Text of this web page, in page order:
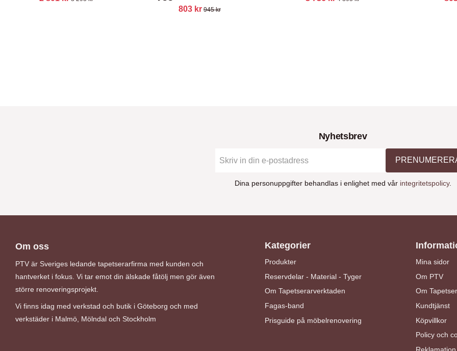
TECH
803kr 945kr
Nyhetsbrev
Dina personuppgifter behandlas i enlighet med vår integritetspolicy.
Om oss
PTV är Sveriges ledande tapetserarfirma med kunden och
hantverket i fokus. Vi tar emot din älskade fåtölj men gör även
större renoveringsprojekt.
Vi finns idag med verkstad och butik i Göteborg och med
verkstäder i Malmö, Mölndal och Stockholm
Kategorier
Produkter
Reservdelar - Material - Tyger
Om Tapetserarverktaden
Fagas-band
Prisguide på möbelrenovering
Mina sidor
Om PTV
Om
Kundtjänst
Köpvillkor
Policy och